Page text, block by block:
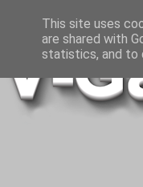
This site uses
are shared with
statistics, and to